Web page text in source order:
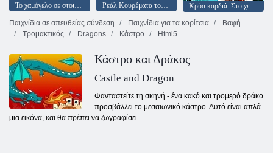
Το χαμόγελο σε στοιχειώνει Ρεάλ Κουρέματα του Αϊ-Βασίλη
Κρύα καρδιά: Στοιχεία σχετικά με το πρόσωπο της Άννας για το Halloween
Παιχνίδια σε απευθείας σύνδεση
Παιχνίδια για τα κορίτσια
Βαφή
Τρομακτικός
Dragons Κάστρο Html5
Κάστρο και Δράκος
Castle and Dragon
Φανταστείτε τη σκηνή - ένα κακό και τρομερό δράκο
προσβάλλει το μεσαιωνικό κάστρο. Αυτό είναι απλά
μια εικόνα, και θα πρέπει να ζωγραφίσει.